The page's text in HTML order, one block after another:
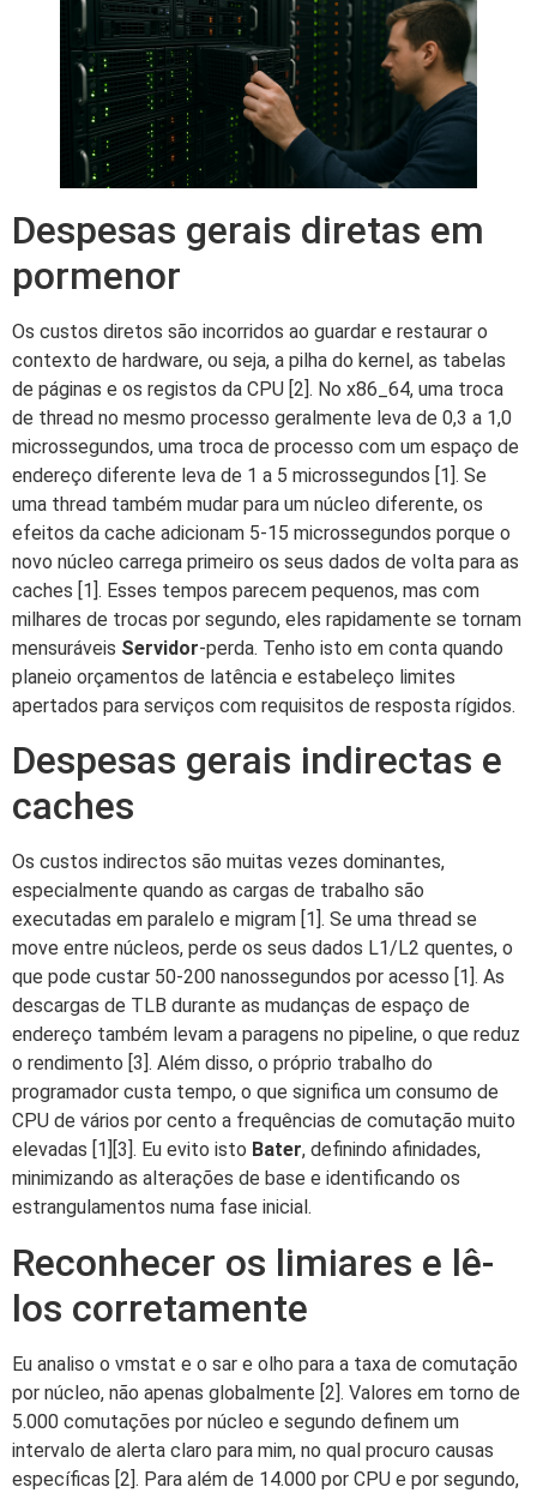
Despesas gerais diretas em
pormenor
Os custos diretos são incorridos ao guardar e restaurar o
contexto de hardware, ou seja, a pilha do kernel, as tabelas
de páginas e os registos da CPU [2]. No x86_64, uma troca
de thread no mesmo processo geralmente leva de 0,3 a 1,0
microssegundos, uma troca de processo com um espaço de
endereço diferente leva de 1 a 5 microssegundos [1]. Se
uma thread também mudar para um núcleo diferente, os
efeitos da cache adicionam 5-15 microssegundos porque o
novo núcleo carrega primeiro os seus dados de volta para as
caches [1]. Esses tempos parecem pequenos, mas com
milhares de trocas por segundo, eles rapidamente se tornam
mensuráveis Servidor-perda. Tenho isto em conta quando
planeio orçamentos de latência e estabeleço limites
apertados para serviços com requisitos de resposta rígidos.
Despesas gerais indirectas e
caches
Os custos indirectos são muitas vezes dominantes,
especialmente quando as cargas de trabalho são
executadas em paralelo e migram [1]. Se uma thread se
move entre núcleos, perde os seus dados L1/L2 quentes, o
que pode custar 50-200 nanossegundos por acesso [1]. As
descargas de TLB durante as mudanças de espaço de
endereço também levam a paragens no pipeline, o que reduz
o rendimento [3]. Além disso, o próprio trabalho do
programador custa tempo, o que significa um consumo de
CPU de vários por cento a frequências de comutação muito
elevadas [1][3]. Eu evito isto Bater, definindo afinidades,
minimizando as alterações de base e identificando os
estrangulamentos numa fase inicial.
Reconhecer os limiares e lê-
los corretamente
Eu analiso o vmstat e o sar e olho para a taxa de comutação
por núcleo, não apenas globalmente [2]. Valores em torno de
5.000 comutações por núcleo e segundo definem um
intervalo de alerta claro para mim, no qual procuro causas
específicas [2]. Para além de 14.000 por CPU e por segundo,